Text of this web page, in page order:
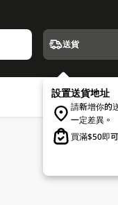
送貨
設置送貨地址
請新增你的
一定差異。
買滿$50即